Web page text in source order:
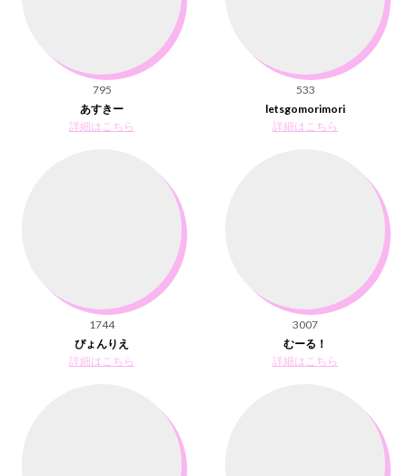
795
あすきー
詳細はこちら
533
letsgomorimori
詳細はこちら
1744
ぴょんりえ
詳細はこちら
3007
むーる！
詳細はこちら